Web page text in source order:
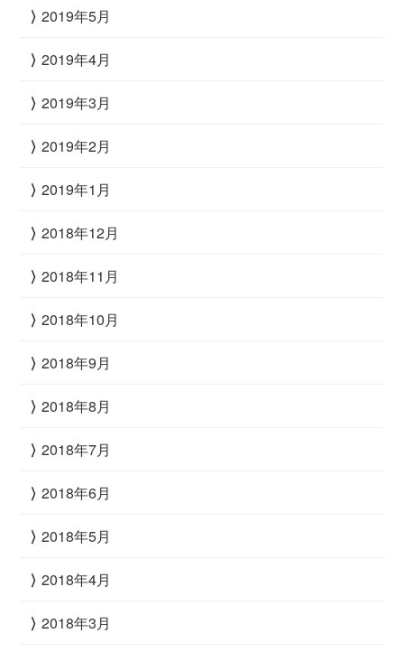
2019年5月
2019年4月
2019年3月
2019年2月
2019年1月
2018年12月
2018年11月
2018年10月
2018年9月
2018年8月
2018年7月
2018年6月
2018年5月
2018年4月
2018年3月